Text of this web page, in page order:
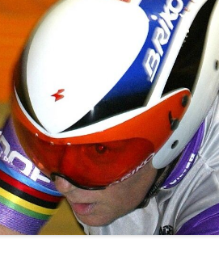
SEIZOEN 1998
SEIZOEN 1999
SEIZOEN 2000
SEIZOEN 2001
SEIZOEN 2002
SEIZOEN 2003
2004